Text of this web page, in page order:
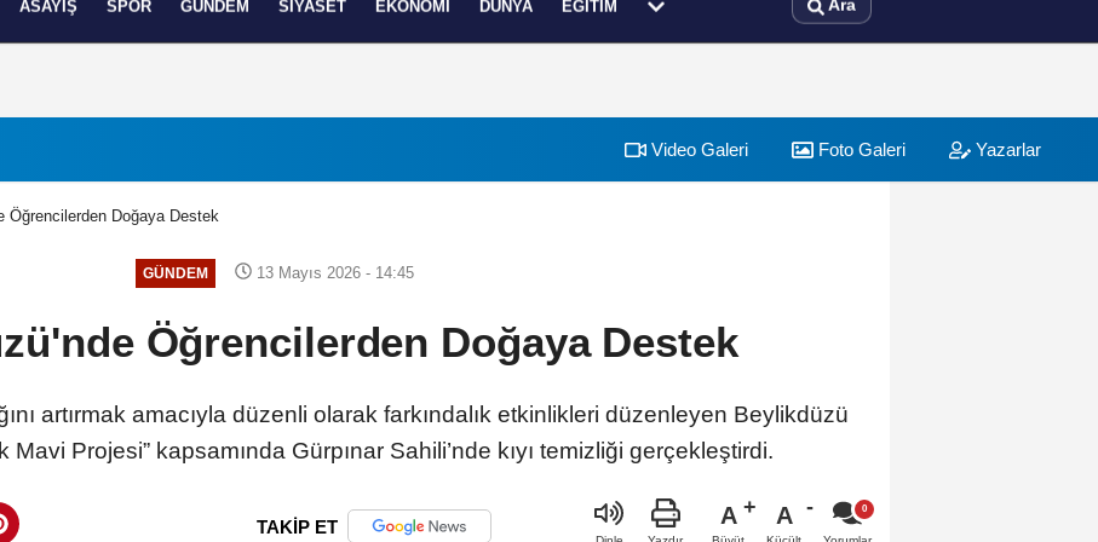
Gizlilik İlkeleri
ASAYIŞ SPOR GÜNDEM SIYASET EKONOMI DÜNYA EĞITIM Ara
Video Galeri Foto Galeri Yazarlar
Öğrencilerden Doğaya Destek
GÜNDEM 13 Mayıs 2026 - 14:45
Öğrencilerden Doğaya Destek
artırmak amacıyla düzenli olarak farkındalık etkinlikleri düzenleyen Beylikdüzü
Mavi Projesi” kapsamında Gürpınar Sahili’nde kıyı temizliği gerçekleştirdi.
TAKİP ET A A